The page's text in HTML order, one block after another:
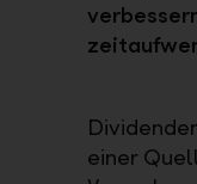
einer